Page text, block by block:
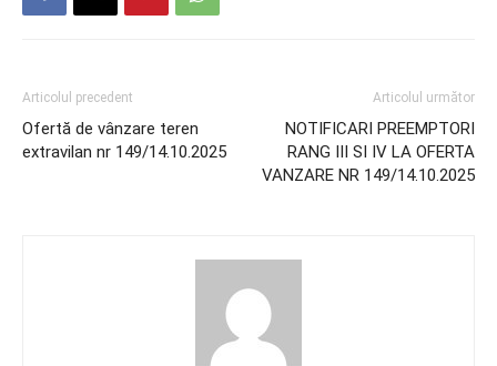
Articolul precedent
Ofertă de vânzare teren
extravilan nr 149/14.10.2025
Articolul următor
NOTIFICARI PREEMPTORI
RANG III SI IV LA OFERTA
VANZARE NR 149/14.10.2025